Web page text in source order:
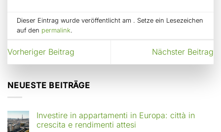
Dieser Eintrag wurde veröffentlicht am . Setze ein Lesezeichen
auf den permalink.
Vorheriger Beitrag Nächster Beitrag
NEUESTE BEITRÄGE
Investire in appartamenti in Europa: città in
crescita e rendimenti attesi